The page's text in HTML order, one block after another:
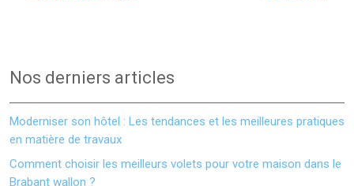
Nos derniers articles
Moderniser son hôtel : Les tendances et les meilleures pratiques
en matière de travaux
Comment choisir les meilleurs volets pour votre maison dans le
Brabant wallon ?